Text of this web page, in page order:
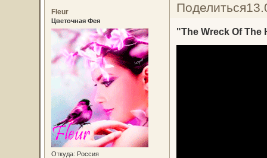
Поделиться
Fleur
Цветочная Фея
Откуда: Россия
"The Wreck Of